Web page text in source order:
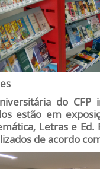
do
estão em
Letras e
de acordo